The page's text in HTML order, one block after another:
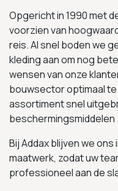
Opgericht in 1990 met
voorzien van
reis. Al snel boden we
kleding aan om nog
wensen van onze
bouwsector optimaal
assortiment snel
beschermingsmiddelen
Bij Addax blijven we
maatwerk, zodat uw
professioneel aan de